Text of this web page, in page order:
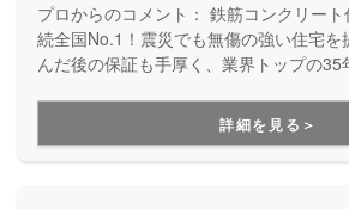
プロからのコメント： 鉄筋コンクリー
続全国No.1！震災でも無傷の強い住宅を
んだ後の保証も手厚く、業界トップの35
した災害対策で安心できる家づくりをし
す。
詳細を見る＞